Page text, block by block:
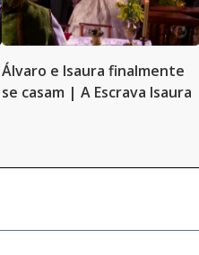
Álvaro e Isaura finalmente
se casam | A Escrava Isaura